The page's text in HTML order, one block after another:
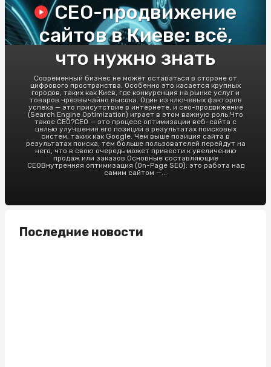
СЕО-продвижение
сайтов в Киеве: всё,
что нужно знать
Современный бизнес не может оставаться в стороне от
цифрового пространства. Особенно это касается крупных
городов, таких как Киев, где конкуренция на рынке услуг и
товаров чрезвычайно высока. Один из ключевых факторов
успеха — это присутствие в интернете, и сео-продвижение
(Search Engine Optimization) играет в этом важную роль.Что
такое СЕО?СЕО — это процесс оптимизации веб-сайта с
целью улучшения его позиций в результатах поисковых
систем, таких как Google. Чем выше позиция сайта в
результатах поиска, тем больше пользователей перейдут на
него, что в свою очередь может привести к увеличению
продаж или заказов.Основные составляющие
СЕОВнутренняя оптимизация (On-Page SEO): это работа над
самим сайтом —...
Последние новости